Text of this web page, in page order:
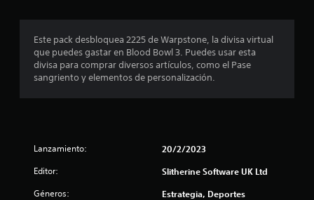
o
n
Este pack desbloquea 2225 de Warpstone, la divisa virtual
que puedes gastar en Blood Bowl 3. Puedes usar esta
divisa para comprar diversos artículos, como el Pase
sangriento y elementos de personalización.
Lanzamiento: 20/2/2023
Editor: Slitherine Software UK Ltd
Géneros: Estrategia, Deportes